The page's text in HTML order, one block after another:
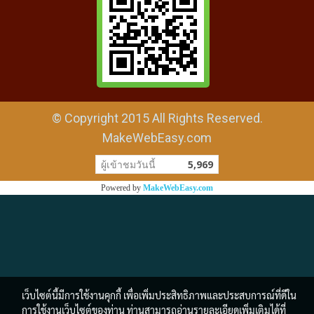
© Copyright 2015 All Rights Reserved.
MakeWebEasy.com
ผู้เข้าชมวันนี้ 5,969
Powered by MakeWebEasy.com
เว็บไซต์นี้มีการใช้งานคุกกี้ เพื่อเพิ่มประสิทธิภาพและประสบการณ์ที่ดีใน
การใช้งานเว็บไซต์ของท่าน ท่านสามารถอ่านรายละเอียดเพิ่มเติมได้ที่